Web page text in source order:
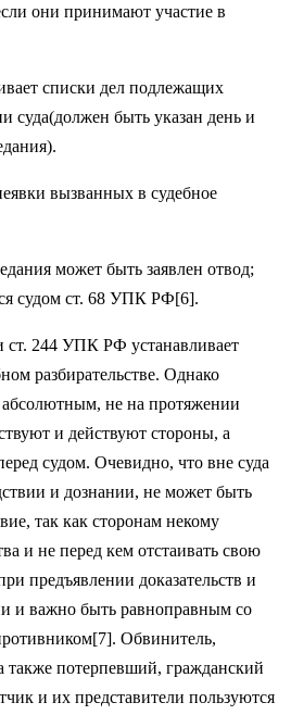
они принимают участие в
списки дел подлежащих
суда(должен быть указан день и
вызванных в судебное
может быть заявлен отвод;
судом ст. 68 УПК РФ[6].
ст. 244 УПК РФ устанавливает
разбирательстве. Однако
абсолютным, не на протяжении
и действуют стороны, а
судом. Очевидно, что вне суда
и дознании, не может быть
так как сторонам некому
и не перед кем отстаивать свою
предъявлении доказательств и
и важно быть равноправным со
Обвинитель,
по­терпевший, гражданский
и их представители пользуются